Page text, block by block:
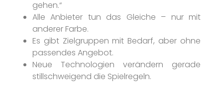
gehen.“
Alle Anbieter tun das Gleiche – nur mit
anderer Farbe.
Es gibt Zielgruppen mit Bedarf, aber ohne
passendes Angebot.
Neue Technologien verändern gerade
stillschweigend die Spielregeln.